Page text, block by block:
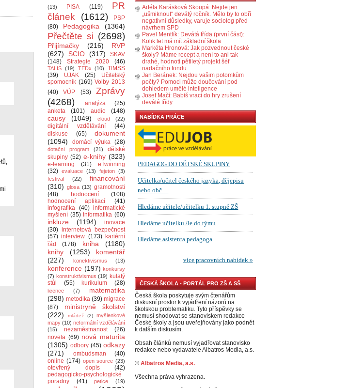
(13)
PISA (119)
PR
článek
(1612)
PSP
(80)
Pedagogika (1364)
Přečtěte si (2698)
Přijímačky (216)
RVP
(627)
SCIO (317)
SKAV
(148)
Strategie 2020 (46)
TALIS (19) TEDx (10)
TIMSS
(39)
UJAK (25)
Učitelský
spomocník (169) Volby 2013
(40)
VÚP (53)
Zprávy
(4268)
analýza
(25)
anketa
(101) audio (148)
causy (1049) cloud (22)
digitální vzdělávání
(44)
diskuse
(65)
dokument
(1094)
domácí výuka (28)
dotační program (21)
dětské
skupiny (52) e-knihy (323)
e-learning (31)
eTwinning
(32) evaluace (13) fejeton (3)
festival
(22)
financování
(310) glosa (13) gramotnosti
(48)
hodnocení
(108)
hodnocení aplikací
(41)
infografika (40) informatické
myšlení (35) informatika (60)
inkluze (1194)
inovace
(30) internetová bezpečnost
(57) interview (173) kariérní
řád
(178) kniha
(1180)
knihy
(1253)
komentář
(227)
konektivismus (13)
konference (197) konkursy
(7) konstruktivismus (19) kulatý
stůl
(55) kurikulum (28)
licence (7)
matematika
(298) metodika (39) migrace
(87)
ministryně školství
(222)
mládež (2)
myšlenkové
mapy (10) neformální vzdělávání
(15)
nezaměstnanost
(26)
novela (69) nová maturita
(1305) odbory (45) odkazy
(271)
ombudsman
(40)
online (174) open source (23)
otevřený dopis
(42)
pedagogicko-psychologické
poradny
(41) petice (19)
Adéla Karásková Skoupá: Nejde jen
„ušmiknout“ devátý ročník. Mělo by to obří
negativní důsledky, varuje sociolog před
návrhem SPD
Pavel Mentlík: Devátá třída (první část):
Kolik let má mít základní škola
Markéta Hronová: Jak pozvednout české
školy? Máme recept a není to ani tak
drahé, hodnotí pětiletý projekt šéf
nadačního fondu
Jan Beránek: Nejdou vašim potomkům
počty? Pomoci může doučování pod
dohledem umělé inteligence
Josef Mačí: Babiš vrací do hry zrušení
deváté třídy
NABÍDKA PRÁCE
ČESKÁ ŠKOLA - PORTÁL PRO ZŠ A SŠ
Česká škola poskytuje svým čtenářům
diskusní prostor k vyjádření názorů na
školskou problematiku. Tyto příspěvky se
nemusí shodovat se stanoviskem redakce
České školy a jsou uveřejňovány jako podnět
k dalším diskusím.
Obsah článků nemusí vyjadřovat stanovisko
redakce nebo vydavatele Albatros Media, a.s.
© Albatros Media, a.s.
Všechna práva vyhrazena.